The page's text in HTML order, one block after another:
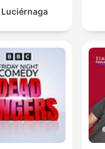
Luciérnaga